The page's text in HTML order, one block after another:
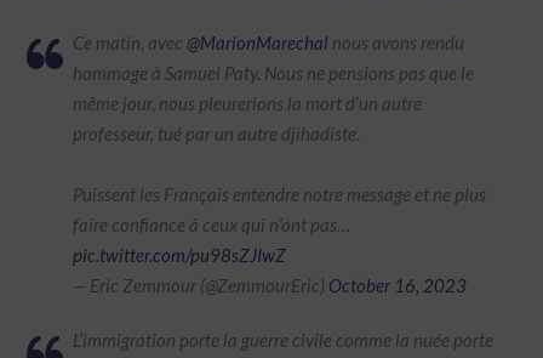
Ce matin, avec @MarionMarechal nous avons rendu
hommage à Samuel Paty. Nous ne pensions pas que le
même jour, nous pleurerions la mort d’un autre
professeur, tué par un autre djihadiste.
Puissent les Français entendre notre message et ne plus
faire confiance à ceux qui n’ont pas…
pic.twitter.com/pu98sZJIwZ
— Eric Zemmour (@ZemmourEric) October 16, 2023
L’immigration porte la guerre civile comme la nuée porte